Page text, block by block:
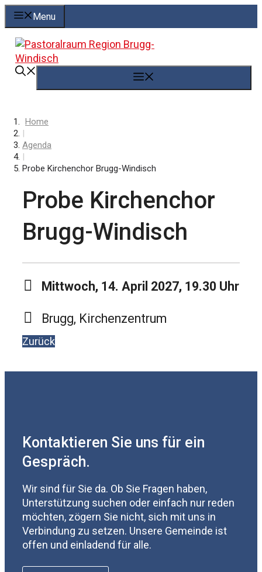
Springe
zum
Inhalt
Menu
Home
|
Agenda
|
Probe Kirchenchor Brugg-Windisch
Probe Kirchenchor
Brugg-Windisch
Mittwoch, 14. April 2027, 19.30 Uhr
Brugg, Kirchenzentrum
Zurück
Kontaktieren Sie uns für ein
Gespräch.
Wir sind für Sie da. Ob Sie Fragen haben,
Unterstützung suchen oder einfach nur reden
möchten, zögern Sie nicht, sich mit uns in
Verbindung zu setzen. Unsere Gemeinde ist
offen und einladend für alle.